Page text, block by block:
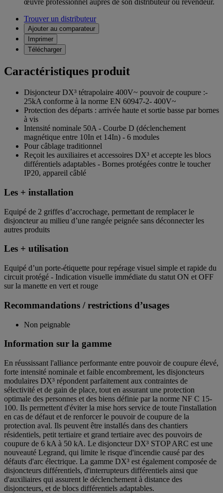
œuvre professionnel auprès de son distributeur ou revendeur.
Trouver un distributeur
Ajouter au comparateur
Imprimer
Télécharger
Caractéristiques produit
Disjoncteur DX³ tétrapolaire 400V~ pouvoir de coupure :-
25kA conforme à la norme EN 60947-2- 400V~
Protection des départs : arrivée haute et sortie basse par bornes
à vis
Intensité nominale 50A - Courbe D (déclenchement
magnétique entre 10In et 14In) - 6 modules
Pour câblage traditionnel
Reçoit les auxiliaires et accessoires DX³ et accepte les blocs
différentiels adaptables - Bornes protégées contre le toucher
IP20, appareil câblé
Les + installation
Equipé de 2 griffes d’accrochage, permettant de remplacer le
disjoncteur au milieu d’une rangée peignée sans déconnecter les
autres produits
Les + utilisation
Equipé d’un porte-étiquette pour repérage visuel simple et rapide du
circuit protégé - Indication visuelle immédiate du statut ON et OFF
sur la manette en vert et rouge
Recommandations / restrictions d’usages
Non peignable
Information sur la gamme
En réussissant l'alliance performante entre pouvoir de coupure élevé,
forte intensité nominale et faible encombrement, les disjoncteurs
modulaires DX³ répondent parfaitement aux contraintes de
sélectivité et de gain de place, tout en assurant une protection
optimale des personnes et des biens définie par la norme NF C 15-
100. Ils permettent d'éviter la mise hors service de toute l'installation
en cas de défaut et de renforcer le pouvoir de coupure de la
protection aval. Ils peuvent être installés dans des chantiers
résidentiels, petit tertiaire et grand tertiaire avec des pouvoirs de
coupure de 6 kA à 50 kA. Le disjoncteur DX³ STOP ARC est une
nouveauté Legrand, qui limite le risque d'incendie causé par des
défauts d'arc électrique. La gamme DX³ est également composée de
disjoncteurs différentiels, d'interrupteurs différentiels ainsi que
d'auxiliaires qui assurent le déclenchement à distance des
disjoncteurs, et de blocs différentiels adaptables.